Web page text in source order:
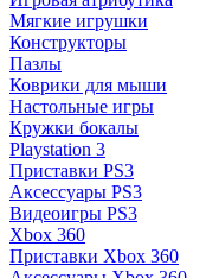
Мягкие игрушки
Конструкторы
Пазлы
Коврики для мыши
Настольные игры
Кружки бокалы
Playstation 3
Приставки PS3
Аксессуары PS3
Видеоигры PS3
Xbox 360
Приставки Xbox 360